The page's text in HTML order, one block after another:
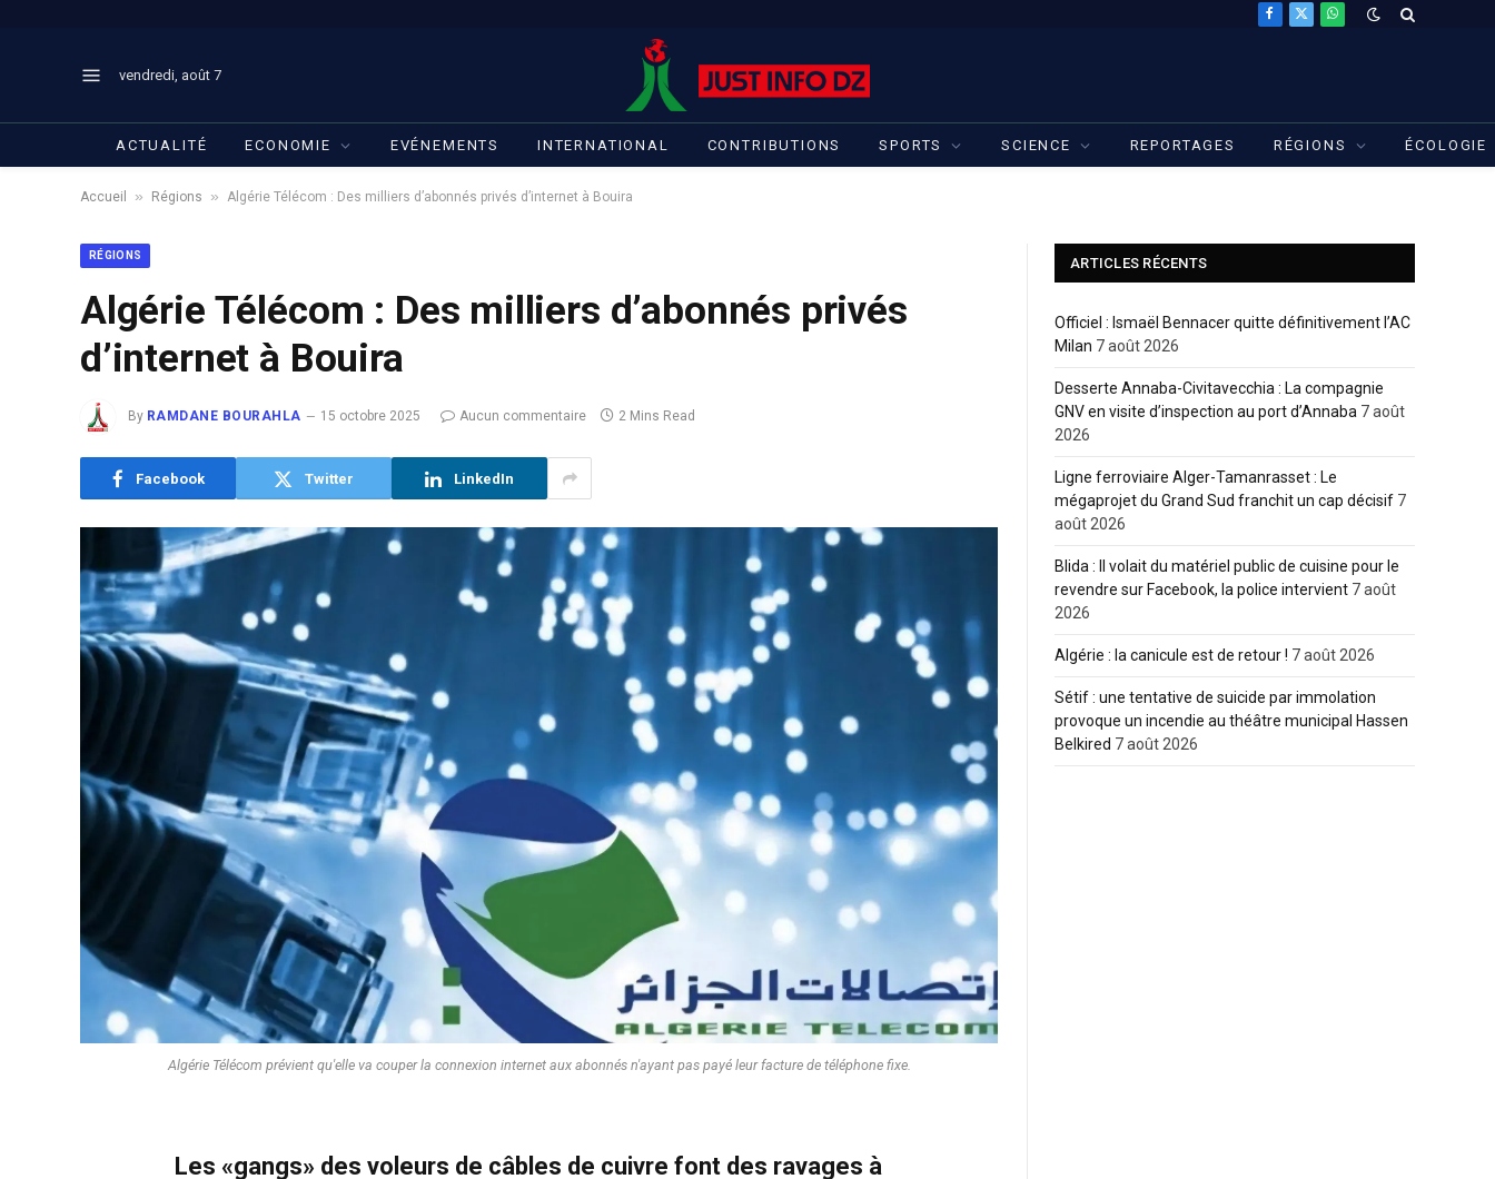
Facebook
X
WhatsApp
vendredi, août 7
ACTUALITÉ ECONOMIE EVÉNEMENTS INTERNATIONAL CONTRIBUTIONS SPORTS SCIENCE REPORTAGES RÉGIONS ÉCOLOGIE
Accueil » Régions » Algérie Télécom : Des milliers d’abonnés privés d’internet à Bouira
RÉGIONS
Algérie Télécom : Des milliers d’abonnés privés
d’internet à Bouira
By RAMDANE BOURAHLA 15 octobre 2025 Aucun commentaire 2 Mins Read
Facebook Twitter LinkedIn
Algérie Télécom prévient qu'elle va couper la connexion internet aux abonnés n'ayant pas payé leur facture de téléphone fixe.
Les «gangs» des voleurs de câbles de cuivre font des ravages à
ARTICLES RÉCENTS
Officiel : Ismaël Bennacer quitte définitivement l’AC
Milan 7 août 2026
Desserte Annaba-Civitavecchia : La compagnie
GNV en visite d’inspection au port d’Annaba 7 août
2026
Ligne ferroviaire Alger-Tamanrasset : Le
mégaprojet du Grand Sud franchit un cap décisif 7
août 2026
Blida : Il volait du matériel public de cuisine pour le
revendre sur Facebook, la police intervient 7 août
2026
Algérie : la canicule est de retour ! 7 août 2026
Sétif : une tentative de suicide par immolation
provoque un incendie au théâtre municipal Hassen
Belkired 7 août 2026